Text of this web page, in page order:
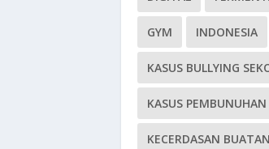
GYM INDONESIA
KASUS BULLYING
KASUS PEMBUNUHAN
KECERDASAN BUATAN